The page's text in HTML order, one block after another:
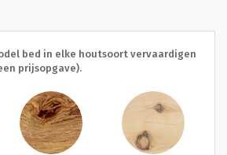
bed in elke houtsoort vervaardigen
prijsopgave).